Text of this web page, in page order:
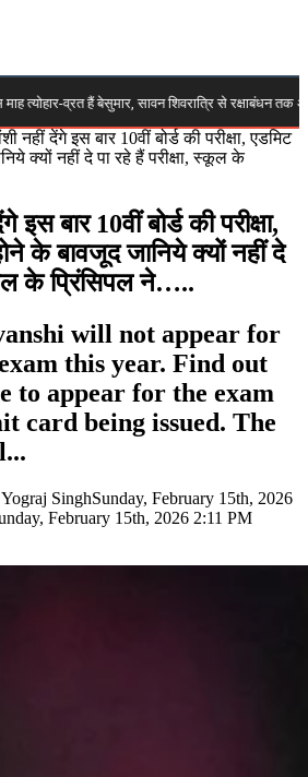
व्रत हैं बेसुमार, सावन शिवरात्रि से रक्षाबंधन तक अगस्त में
नहीं देंगे इस बार 10वीं बोर्ड की परीक्षा, एडमिट
क्यों नहीं दे पा रहे हैं परीक्षा, स्कूल के
बार 10वीं बोर्ड की परीक्षा,
के बावजूद जानिये क्यों नहीं दे
के प्रिंसिपल ने…..
will not appear for
this year. Find out
to appear for the exam
card being issued. The
Yograj SinghSunday, February 15th, 2026
February 15th, 2026 2:11 PM